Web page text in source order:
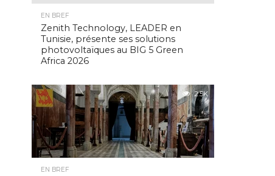
EN BREF
Zenith Technology, LEADER en
Tunisie, présente ses solutions
photovoltaïques au BIG 5 Green
Africa 2026
2.5K
EN BREF